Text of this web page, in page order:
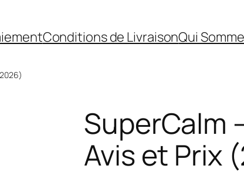
Conditions de LivraisonQui
SuperCalm
Avis et Prix